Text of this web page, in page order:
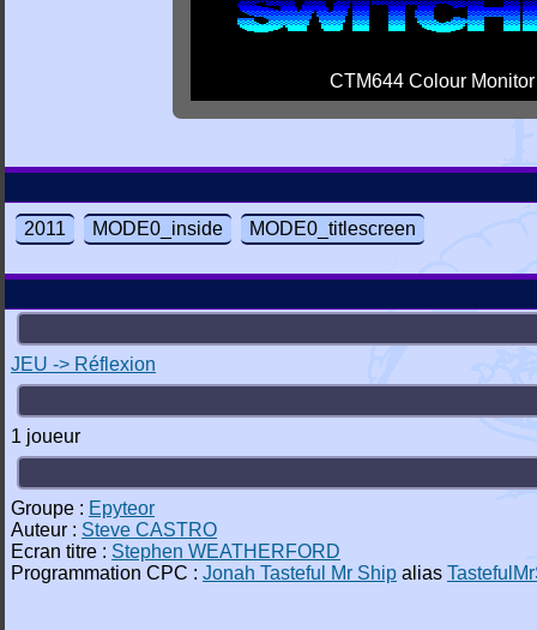
CTM644 Colour Monitor
2011 MODE0_inside MODE0_titlescreen
JEU -> Réflexion
1 joueur
Groupe : Epyteor
Auteur : Steve CASTRO
Ecran titre : Stephen WEATHERFORD
Programmation CPC : Jonah Tasteful Mr Ship alias